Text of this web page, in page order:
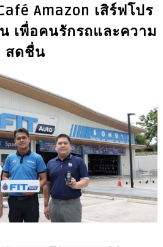
Amazon เสิร์ฟโปร
เพื่อคนรักรถและความ
สดชื่น